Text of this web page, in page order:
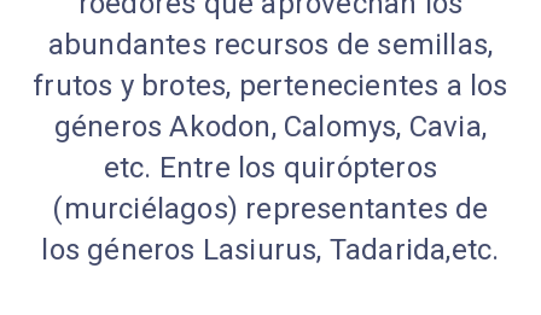
abundantes recursos de semillas,
frutos y brotes, pertenecientes a los
géneros Akodon, Calomys, Cavia,
etc. Entre los quirópteros
(murciélagos) representantes de
los géneros Lasiurus, Tadarida,etc.